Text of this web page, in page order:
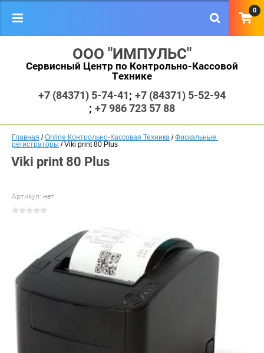
ООО "ИМПУЛЬС"
Сервисный Центр по Контрольно-Кассовой
Технике
+7 (84371) 5-74-41
+7 (84371) 5-52-94
+7 986 723 57 88
0
Главная / Online Контрольно-Кассовая Техника / Фискальные
регистраторы / Viki print 80 Plus
Viki print 80 Plus
Артикул: нет